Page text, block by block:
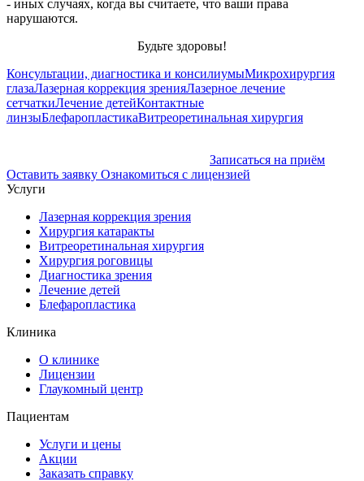
- иных случаях, когда вы считаете, что ваши права
нарушаются.
Будьте здоровы!
Консультации, диагностика и консилиумыМикрохирургия
глазаЛазерная коррекция зренияЛазерное лечение
сетчаткиЛечение детейКонтактные
линзыБлефаропластикаВитреоретинальная хирургия
Записаться на приём
Оставить заявку Ознакомиться с лицензией
Услуги
Лазерная коррекция зрения
Хирургия катаракты
Витреоретинальная хирургия
Хирургия роговицы
Диагностика зрения
Лечение детей
Блефаропластика
Клиника
О клинике
Лицензии
Глаукомный центр
Пациентам
Услуги и цены
Акции
Заказать справку